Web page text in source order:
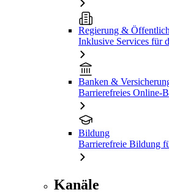
Regierung &
Inklusive Services für
Banken &
Barrierefreies Online-
Bildung
Barrierefreie Bildung
Kanäle